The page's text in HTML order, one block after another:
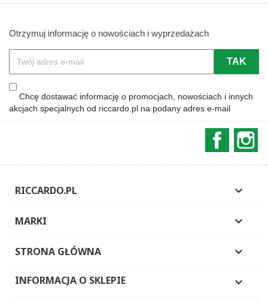
Otrzymuj informację o nowościach i wyprzedażach
Chcę dostawać informację o promocjach, nowościach i innych
akcjach specjalnych od riccardo.pl na podany adres e-mail
RICCARDO.PL 
MARKI 
STRONA GŁÓWNA 
INFORMACJA O SKLEPIE 